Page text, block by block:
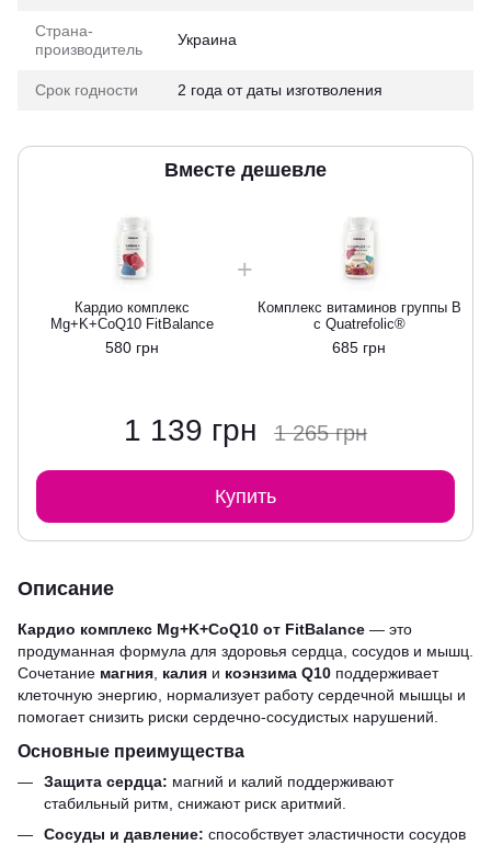
Страна-
производитель
Украина
Срок годности 2 года от даты изготволения
Вместе дешевле
Кардио комплекс
Mg+K+CoQ10 FitBalance
580 грн
Комплекс витаминов группы В
с Quatrefolic®
685 грн
1 139 грн 1 265 грн
Купить
Описание
Кардио комплекс Mg+K+CoQ10 от FitBalance — это
продуманная формула для здоровья сердца, сосудов и мышц.
Сочетание магния калия и коэнзима Q10 поддерживает
клеточную энергию, нормализует работу сердечной мышцы и
помогает снизить риски сердечно-сосудистых нарушений.
Основные преимущества
Защита сердца: магний и калий поддерживают
стабильный ритм, снижают риск аритмий.
Сосуды и давление: способствует эластичности сосудов